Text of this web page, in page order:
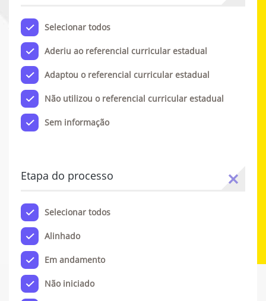
Selecionar todos
Aderiu ao referencial curricular estadual
Adaptou o referencial curricular estadual
Não utilizou o referencial curricular estadual
Sem informação
Etapa do processo
Selecionar todos
Alinhado
Em andamento
Não iniciado